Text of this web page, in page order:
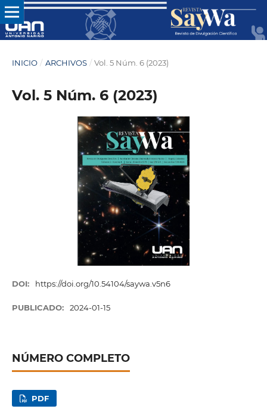
INICIO / ARCHIVOS / Vol. 5 Núm. 6 (2023)
Vol. 5 Núm. 6 (2023)
DOI: https://doi.org/10.54104/saywa.v5n6
PUBLICADO: 2024-01-15
NÚMERO COMPLETO
PDF